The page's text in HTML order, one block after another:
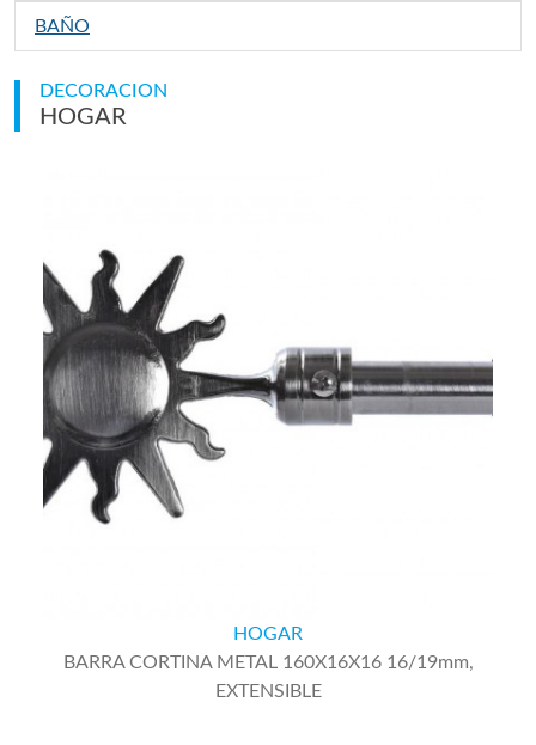
DECORACION
HOGAR
HOGAR
BARRA CORTINA METAL 160X16X16 16/19mm,
EXTENSIBLE
BAÑO